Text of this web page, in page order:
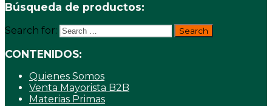
Búsqueda de productos:
Search for:
CONTENIDOS:
Quienes Somos
Venta Mayorista B2B
Materias Primas